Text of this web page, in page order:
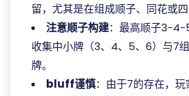
留，尤其是在组成顺子、同花或四
注意顺子构建：最高顺子3-
收集中小牌（3、4、5、6）与7
牌。
bluff谨慎：由于7的存在，